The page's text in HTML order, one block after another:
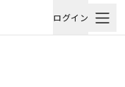
ログイン